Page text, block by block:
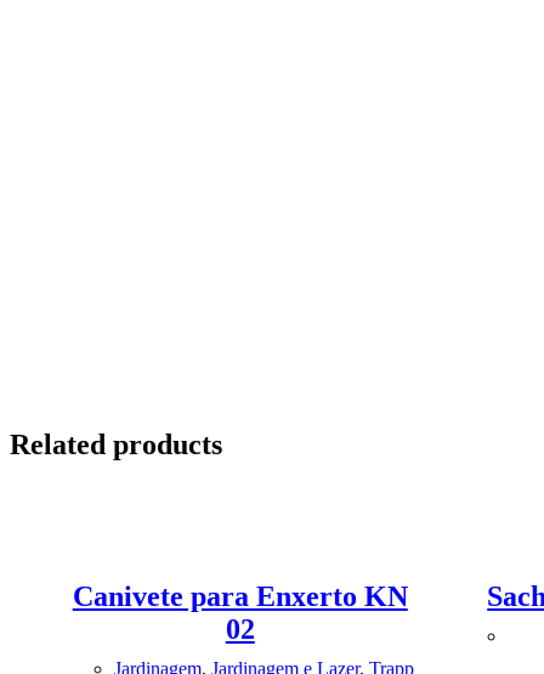
Related products
Canivete para Enxerto KN
02
Jardinagem,Jardinagem e Lazer,Trapp